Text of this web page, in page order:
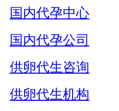
国内代孕中心
国内代孕公司
供卵代生咨询
供卵代生机构